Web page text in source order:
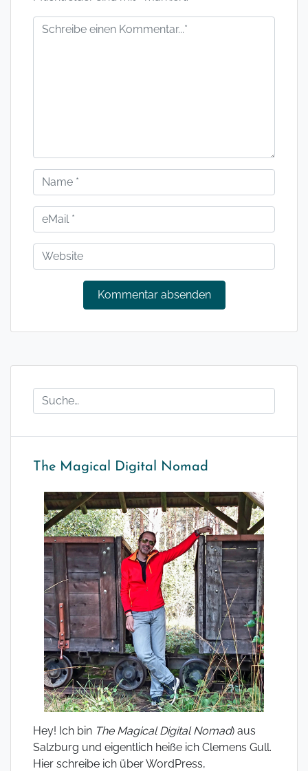
The Magical Digital Nomad
Hey! Ich bin The Magical Digital Nomad) aus
Salzburg und eigentlich heiße ich Clemens Gull.
Hier schreibe ich über WordPress,